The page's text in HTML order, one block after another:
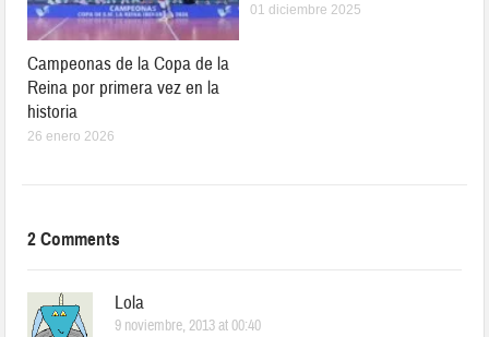
Campeonas de la Copa de la
Reina por primera vez en la
historia
26 enero 2026
01 diciembre 2025
2 Comments
Lola
9 noviembre, 2013 at 00:40